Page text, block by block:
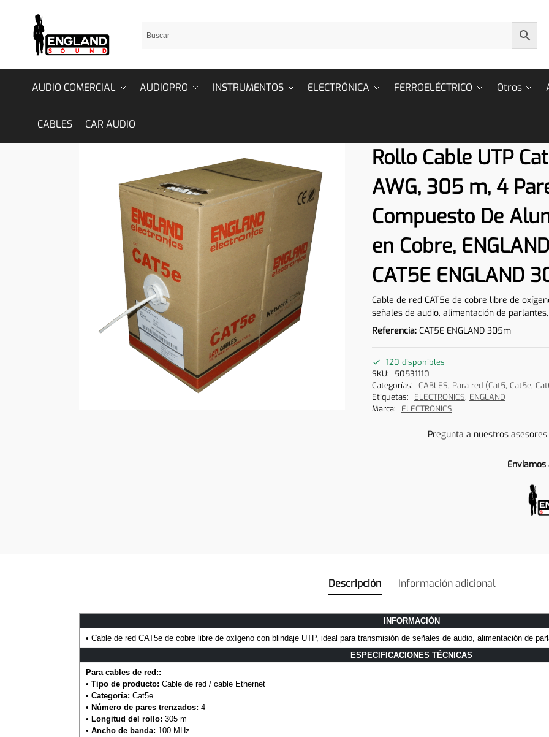
AUDIO COMERCIAL AUDIOPRO INSTRUMENTOS ELECTRÓNICA FERROELÉCTRICO Otros
CABLES CAR AUDIO
Rollo Cable UTP
AWG, 305 m, 4
Compuesto De
en Cobre,
CAT5E ENGLAND
Cable de red CAT5e de cobre libre de
señales de audio, alimentación de
Referencia: CAT5E ENGLAND 305m
120 disponibles
SKU:
50531110
Categorías: CABLES, Para red (Cat5, Cat5e,
Etiquetas:
ELECTRONICS, ENGLAND
Marca:
ELECTRONICS
Pregunta a nuestros
Descripción Información adicional
INFORMACIÓN
• Cable de red CAT5e de cobre libre de oxígeno con blindaje UTP, ideal para transmisión de señales de audio, alimentación de
ESPECIFICACIONES TÉCNICAS
Para cables de red::
• Tipo de producto: Cable de red / cable Ethernet
• Categoría: Cat5e
• Número de pares trenzados: 4
• Longitud del rollo: 305 m
• Ancho de banda: 100 MHz